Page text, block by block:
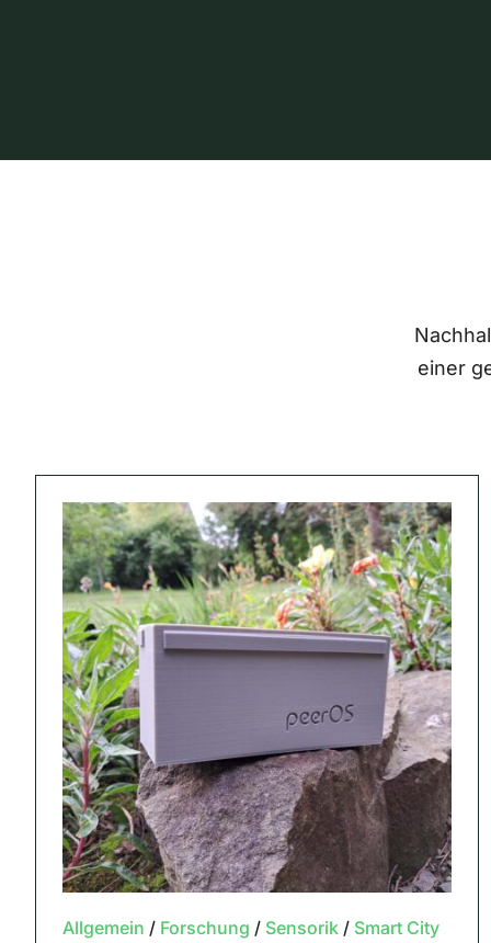
einer
Allgemein / Forschung / Sensorik/ Smart City